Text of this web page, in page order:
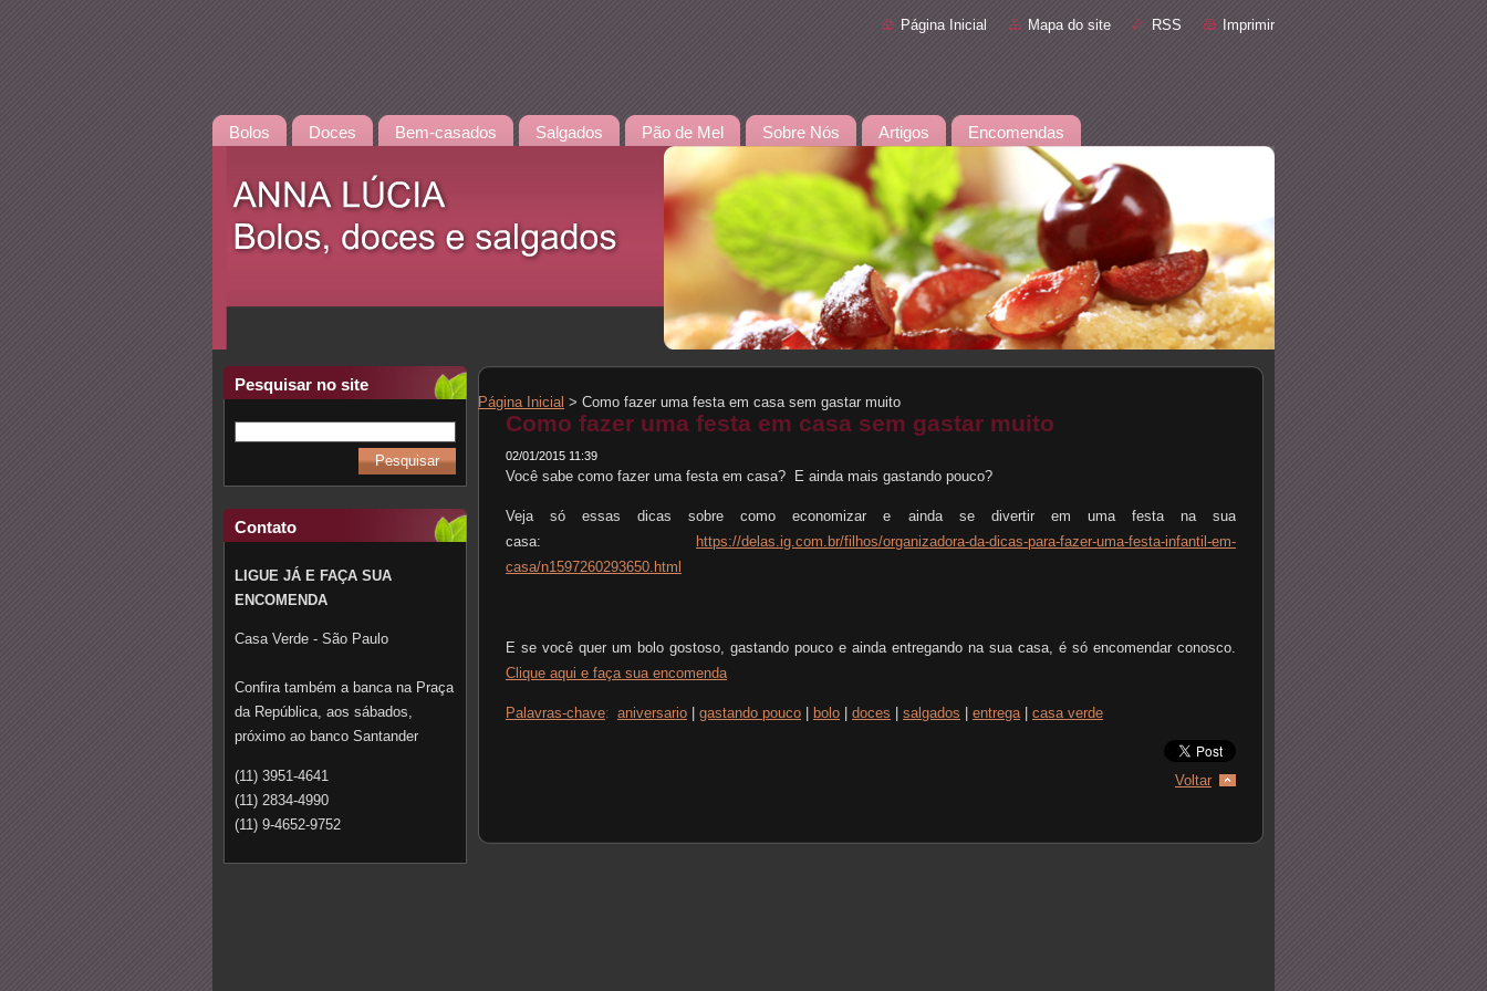
Página Inicial Mapa do site RSS Imprimir
Bolos Doces Bem-casados Salgados Pão de Mel Sobre Nós Artigos Encomendas
Pesquisar no site
Contato
LIGUE JÁ E FAÇA SUA
ENCOMENDA
Casa Verde - São Paulo
Confira também a banca na Praça
da República, aos sábados,
próximo ao banco Santander
(11) 3951-4641
(11) 2834-4990
(11) 9-4652-9752
Página Inicial > Como fazer uma festa em casa sem gastar muito
Como fazer uma festa em casa sem gastar muito
02/01/2015 11:39
Você sabe como fazer uma festa em casa? E ainda mais gastando pouco?
Veja só essas dicas sobre como economizar e ainda se divertir em uma festa na sua
casa:
https://delas.ig.com.br/filhos/organizadora-da-dicas-para-fazer-uma-festa-infantil-em-
casa/n1597260293650.html
E se você quer um bolo gostoso, gastando pouco e ainda entregando na sua casa, é só encomendar conosco.
Clique aqui e faça sua encomenda
Palavras-chave: aniversario gastando pouco bolo doces salgados entrega casa verde
Voltar